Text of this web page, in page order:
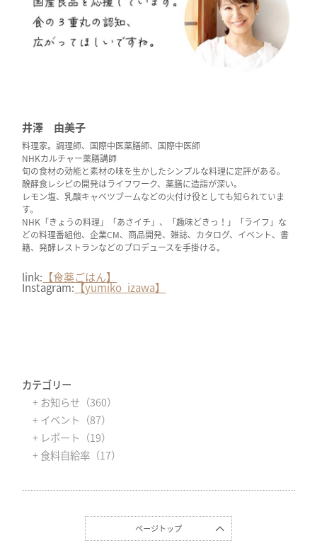
井澤 由美子
料理家。調理師、国際中医薬膳師、国際中医師
NHKカルチャー薬膳講師
旬の食材の効能と素材の味を生かしたシンプルな料理に定評がある。
醗酵食レシピの開発はライフワーク、薬膳に造詣が深い。
レモン塩、乳酸キャベツブームなどの火付け役としても知られていま
す。
NHK「きょうの料理」「あさイチ」、「趣味どきっ！」「ライフ」な
どの料理番組他、企業CM、商品開発、雑誌、カタログ、イベント、書
籍、発酵レストランなどのプロデュースを手掛ける。
link: 【食薬ごはん】
Instagram:【yumiko_izawa】
カテゴリー
+ お知らせ（360）
+ イベント（87）
+ レポート（19）
+ 食料自給率（17）
ページトップ